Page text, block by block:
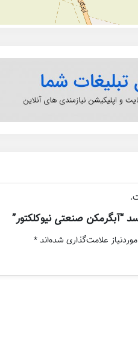
“آبگرمکن صنعتی نیوکلکتور”
علامت‌گذاری شده‌اند*